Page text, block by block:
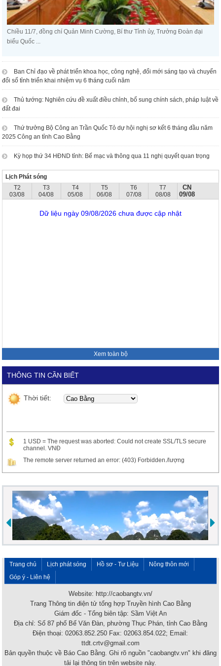
Chiều 11/7, đồng chí Quản Minh Cường, Bí thư Tỉnh ủy, Trưởng Đoàn đại
biểu Quốc ...
Ban Chỉ đạo về phát triển khoa học, công nghệ, đổi mới sáng tạo và chuyển
đổi số tỉnh triển khai nhiệm vụ 6 tháng cuối năm
Thủ tướng: Nghiên cứu đề xuất điều chỉnh, bổ sung chính sách, pháp luật về
đất đai
Thứ trưởng Bộ Công an Trần Quốc Tỏ dự hội nghị sơ kết 6 tháng đầu năm
2025 Công an tỉnh Cao Bằng
Kỳ họp thứ 34 HĐND tỉnh: Bế mạc và thông qua 11 nghị quyết quan trọng
Lịch Phát sóng
T2
03/08
T3
04/08
T4
05/08
T5
06/08
T6
07/08
T7
08/08
CN
09/08
Dữ liệu ngày 09/08/2026 chưa được cập nhật
Xem toàn bộ
THÔNG TIN CẦN BIẾT
Thời tiết:
1 USD = The request was aborted: Could not create SSL/TLS secure
channel. VNĐ
The remote server returned an error: (403) Forbidden./lượng
Trang chủ Lịch phát sóng Hồ sơ - Tư Liệu
Nông thôn mới
Góp ý - Liên hệ
Website: http://caobangtv.vn/
Trang Thông tin điện tử tổng hợp Truyền hình Cao Bằng
Giám đốc - Tổng biên tập: Sầm Việt An
Địa chỉ: Số 87 phố Bế Văn Đàn, phường Thục Phán, tỉnh Cao Bằng
Điện thoại: 02063.852.250 Fax: 02063.854.022; Email:
ttdt.crtv@gmail.com
Bản quyền thuộc về Báo Cao Bằng. Ghi rõ nguồn "caobangtv.vn" khi đăng
tải lại thông tin trên website này.